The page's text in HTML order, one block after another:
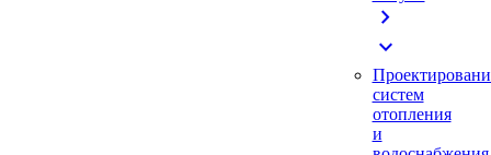
chevron_right
expand_more
систем
отопления
и